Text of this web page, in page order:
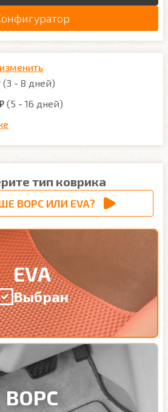
изменить
(3 - 8 дней)
(5 - 16 дней)
тип коврика
ВОРС ИЛИ EVA?
EVA
Выбран
ВОРС